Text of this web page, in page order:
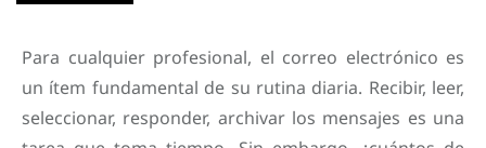
Para cualquier profesional, el correo electrónico es
un ítem fundamental de su rutina diaria. Recibir, leer,
seleccionar, responder, archivar los mensajes es una